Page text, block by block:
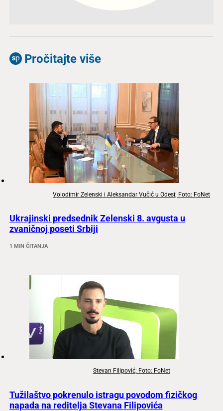
Pročitajte više
Volodimir Zelenski i Aleksandar Vučić u Odesi; Foto: FoNet
Ukrajinski predsednik Zelenski 8. avgusta u
zvaničnoj poseti Srbiji
1 MIN ČITANJA
Stevan Filipović; Foto: FoNet
Tužilaštvo pokrenulo istragu povodom fizičkog
napada na reditelja Stevana Filipovića